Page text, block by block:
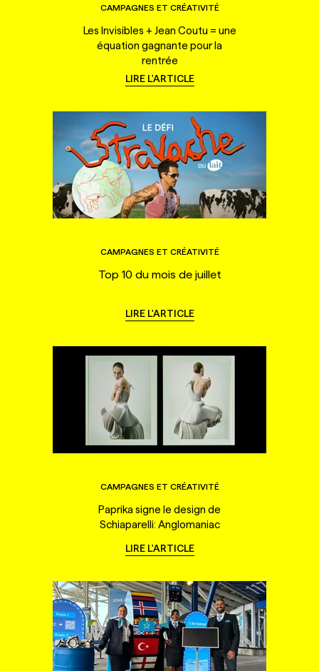
CAMPAGNES ET CRÉATIVITÉ
Les Invisibles + Jean Coutu = une
équation gagnante pour la
rentrée
LIRE L'ARTICLE
CAMPAGNES ET CRÉATIVITÉ
Top 10 du mois de juillet
LIRE L'ARTICLE
CAMPAGNES ET CRÉATIVITÉ
Paprika signe le design de
Schiaparelli: Anglomaniac
LIRE L'ARTICLE